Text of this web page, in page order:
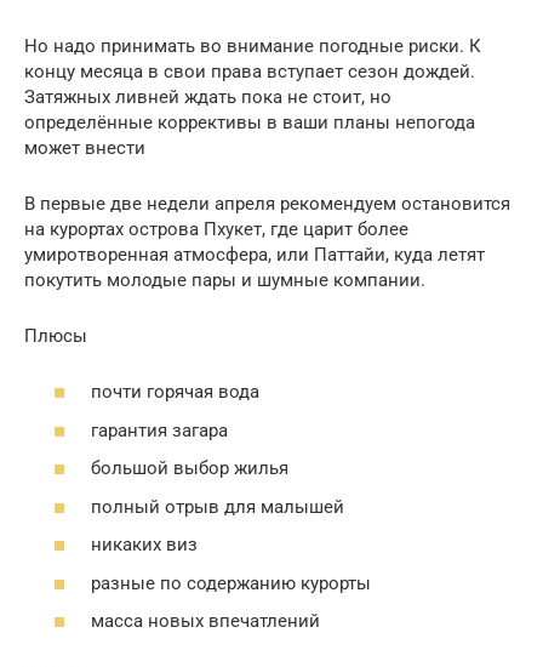
Но надо принимать во внимание погодные риски. К
концу месяца в свои права вступает сезон дождей.
Затяжных ливней ждать пока не стоит, но
определённые коррективы в ваши планы непогода
может внести
В первые две недели апреля рекомендуем остановится
на курортах острова Пхукет, где царит более
умиротворенная атмосфера, или Паттайи, куда летят
покутить молодые пары и шумные компании.
Плюсы
почти горячая вода
гарантия загара
большой выбор жилья
полный отрыв для малышей
никаких виз
разные по содержанию курорты
масса новых впечатлений